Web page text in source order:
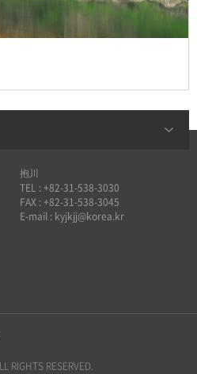
抱川
TEL : +82-31-538-3030
FAX : +82-31-538-3045
E-mail : kyjkjj@korea.kr
RIGHTS RESERVED.